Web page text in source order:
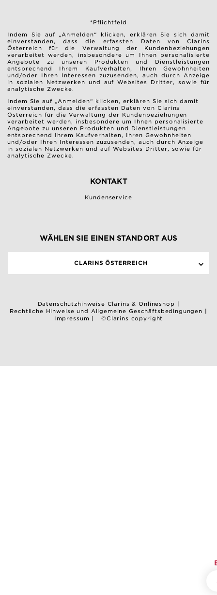
*Pflichtfeld
Indem Sie auf „Anmelden“ klicken, erklären Sie sich damit
einverstanden, dass die erfassten Daten von Clarins
Österreich für die Verwaltung der Kundenbeziehungen
verarbeitet werden, insbesondere um Ihnen personalisierte
Angebote zu unseren Produkten und Dienstleistungen
entsprechend Ihrem Kaufverhalten, Ihren Gewohnheiten
und/oder Ihren Interessen zuzusenden, auch durch Anzeige
in sozialen Netzwerken und auf Websites Dritter, sowie für
analytische Zwecke.
Indem Sie auf „Anmelden“ klicken, erklären Sie sich damit
einverstanden, dass die erfassten Daten von Clarins
Österreich für die Verwaltung der Kundenbeziehungen
verarbeitet werden, insbesondere um Ihnen personalisierte
Angebote zu unseren Produkten und Dienstleistungen
entsprechend Ihrem Kaufverhalten, Ihren Gewohnheiten
und/oder Ihren Interessen zuzusenden, auch durch Anzeige
in sozialen Netzwerken und auf Websites Dritter, sowie für
analytische Zwecke.
KONTAKT
Kundenservice
WÄHLEN SIE EINEN STANDORT AUS
CLARINS ÖSTERREICH
Datenschutzhinweise Clarins & Onlineshop |
Rechtliche Hinweise und Allgemeine Geschäftsbedingungen |
Impressum | ©Clarins copyright